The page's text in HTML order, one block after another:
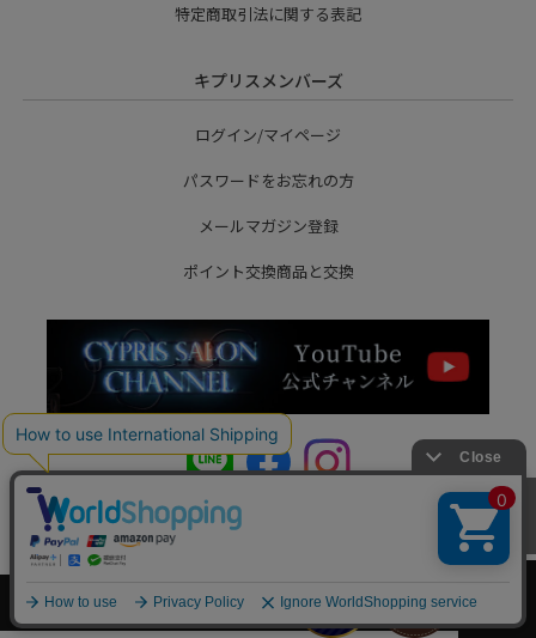
特定商取引法に関する表記
キプリスメンバーズ
ログイン/マイページ
パスワードをお忘れの方
メールマガジン登録
ポイント交換商品と交換
Copyright © MORPHO Co.,Ltd. All Rights Reserved
カートへ